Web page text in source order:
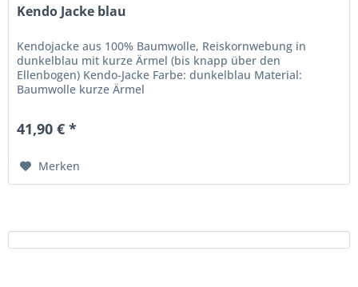
Kendo Jacke blau
Kendojacke aus 100% Baumwolle, Reiskornwebung in
dunkelblau mit kurze Ärmel (bis knapp über den
Ellenbogen) Kendo-Jacke Farbe: dunkelblau Material:
Baumwolle kurze Ärmel
41,90 € *
Merken